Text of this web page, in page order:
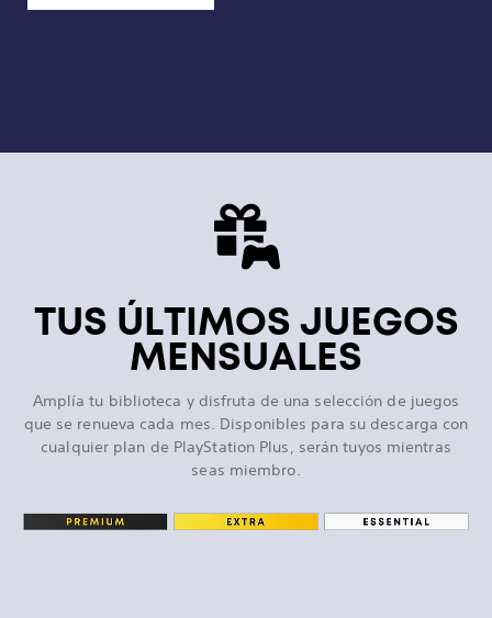
TUS ÚLTIMOS JUEGOS
MENSUALES
Amplía tu biblioteca y disfruta de una selección de juegos
que se renueva cada mes. Disponibles para su descarga con
cualquier plan de PlayStation Plus, serán tuyos mientras
seas miembro.